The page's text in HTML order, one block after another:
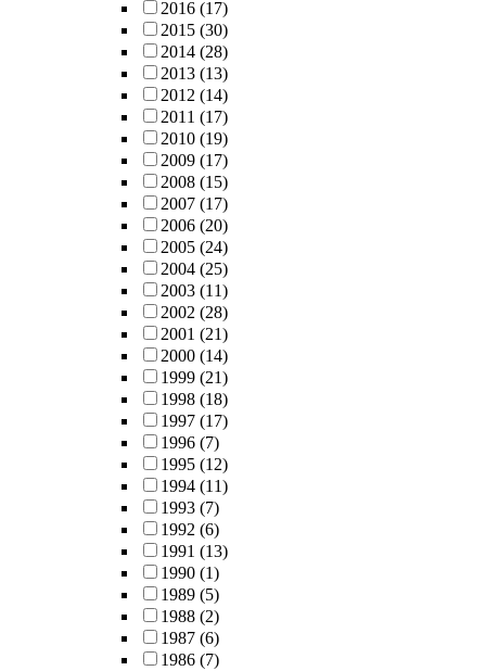
2016 (17)
2015 (30)
2014 (28)
2013 (13)
2012 (14)
2011 (17)
2010 (19)
2009 (17)
2008 (15)
2007 (17)
2006 (20)
2005 (24)
2004 (25)
2003 (11)
2002 (28)
2001 (21)
2000 (14)
1999 (21)
1998 (18)
1997 (17)
1996 (7)
1995 (12)
1994 (11)
1993 (7)
1992 (6)
1991 (13)
1990 (1)
1989 (5)
1988 (2)
1987 (6)
1986 (7)